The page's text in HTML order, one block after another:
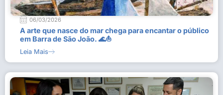
06/03/2026
A arte que nasce do mar chega para encantar o público
em Barra de São João. 🌊⛵
Leia Mais